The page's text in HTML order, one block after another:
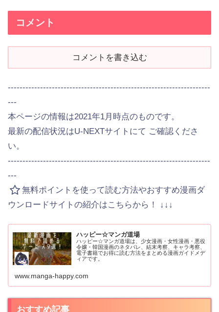
コメント
コメントを書き込む
---------------------------------------------------------------------
---
本ページの情報は2021年1月時点のものです。
最新の配信状況はU-NEXTサイトにて ご確認くださ
い。
---------------------------------------------------------------------
---
無料ポイントを使って読む方法やおすすめ漫画ダ
ウンロードサイトの紹介はこちらから！ ↓↓↓
ハッピー☆マンガ道場
ハッピー☆マンガ道場は、少女漫画・女性漫画・悪役
令嬢・韓国漫画のネタバレ、結末考察、キャラ考察、
電子書籍でお得に読む方法をまとめる漫画ガイドメデ
ィアです。
www.manga-happy.com
おすすめ記事